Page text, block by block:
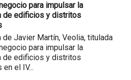
para impulsar la
de edificios y distritos
de Javier Martín, Veolia, titulada
para impulsar la
de edificios y distritos
el IV...